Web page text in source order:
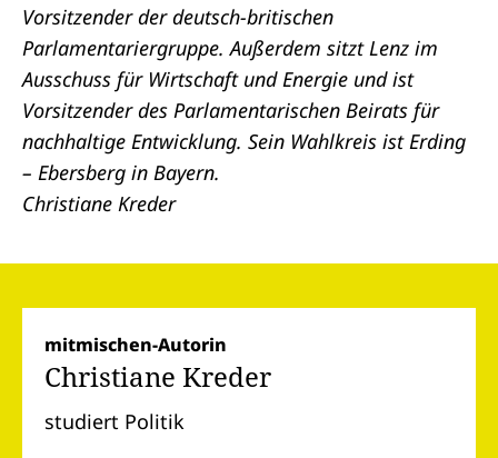
Vorsitzender der deutsch-britischen
Parlamentariergruppe. Außerdem sitzt Lenz im
Ausschuss für Wirtschaft und Energie und ist
Vorsitzender des Parlamentarischen Beirats für
nachhaltige Entwicklung. Sein Wahlkreis ist Erding
– Ebersberg in Bayern.
Christiane Kreder
mitmischen-Autorin
Christiane Kreder
studiert Politik